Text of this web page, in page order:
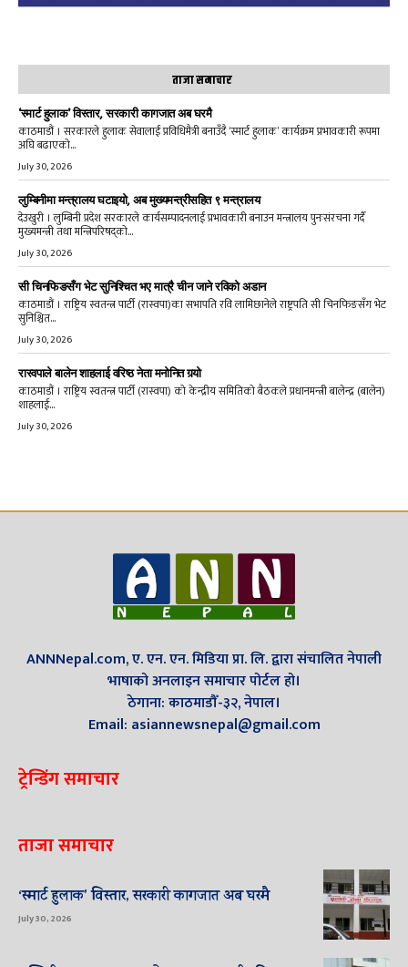
ताजा समाचार
‘स्मार्ट हुलाक’ विस्तार, सरकारी कागजात अब घरमै
काठमाडौं । सरकारले हुलाक सेवालाई प्रविधिमैत्री बनाउँदै ‘स्मार्ट हुलाक’ कार्यक्रम प्रभावकारी रूपमा
अघि बढाएको...
July 30, 2026
लुम्बिनीमा मन्त्रालय घटाइयो, अब मुख्यमन्त्रीसहित ९ मन्त्रालय
देउखुरी । लुम्बिनी प्रदेश सरकारले कार्यसम्पादनलाई प्रभावकारी बनाउन मन्त्रालय पुनःसंरचना गर्दै
मुख्यमन्त्री तथा मन्त्रिपरिषद्को...
July 30, 2026
सी चिनफिङसँग भेट सुनिश्चित भए मात्रै चीन जाने रविको अडान
काठमाडौं । राष्ट्रिय स्वतन्त्र पार्टी (रास्वपा)का सभापति रवि लामिछानेले राष्ट्रपति सी चिनफिङसँग भेट
सुनिश्चित...
July 30, 2026
रास्वपाले बालेन शाहलाई वरिष्ठ नेता मनोनित गर्‍यो
काठमाडौं । राष्ट्रिय स्वतन्त्र पार्टी (रास्वपा) को केन्द्रीय समितिको बैठकले प्रधानमन्त्री बालेन्द्र (बालेन)
शाहलाई...
July 30, 2026
ANNNepal.com, ए. एन. एन. मिडिया प्रा. लि. द्वारा संचालित नेपाली
भाषाको अनलाइन समाचार पोर्टल हो।
ठेगाना: काठमाडौँ-३२, नेपाल।
Email: asiannewsnepal@gmail.com
ट्रेन्डिंग समाचार
ताजा समाचार
‘स्मार्ट हुलाक’ विस्तार, सरकारी कागजात अब घरमै
July 30, 2026